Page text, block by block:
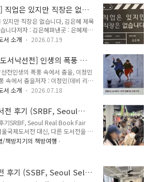
강원특별자치도 강릉시 경강로
건너는 책 이음 고민 추천 책 접
는 편지 보내기- 10분 독(서)톡(크)-
래치- 필사 ON, 잡생각 OFF- 어른
나무 아래서 (3km 나이트런)참여
북스, ..
직업은 있지만 직장은 없습
지만 직장은 없습니다, 김은혜 제목
니다저자 : 김은혜펴낸곳 : 은혜제본
: 186쪽크기 : 130x185mm가격 :
램
pulppo80 강다방 이야기공
모여 숲이 되는곳 🌲강원특별자치
동 305-1) 1층, 3층 블로그
스마트스토어
서 소개 2026.07.19
서낙선전] 인생의 폭풍 속
비 리)
전인생의 폭풍 속에서 춤을, 이정민
속에서 춤을저자 : 이정민(데비 리)
: 종이책 - 무선제본쪽수 : 286쪽크
1 (03180) 출판사 인스타그램
tree42book/ 예스24에서 구
a/LdxwyCpgZK 인생의 폭풍
) | 나무사이 - 예스24오늘은 버겁
해주고 싶은 말“인생은 폭풍이 지나
속에서 춤추는 법을 배우는 것이
서 소개 2026.07.18
전 후기 (SRBF, Seoul
기SRBF, Seoul Real Book Fair
국제도서전 대신, 다른 도서전을 다
행되는 기간 동안, 서울제대로도서
에 열렸는데 서울제대로도서전은
위주, 서울자체도서전은 독립출판
월 25일 ~ 28일장소 : 노들섬 노들
/책방지기의 책방여행
후기 (SSBF, Seoul Self